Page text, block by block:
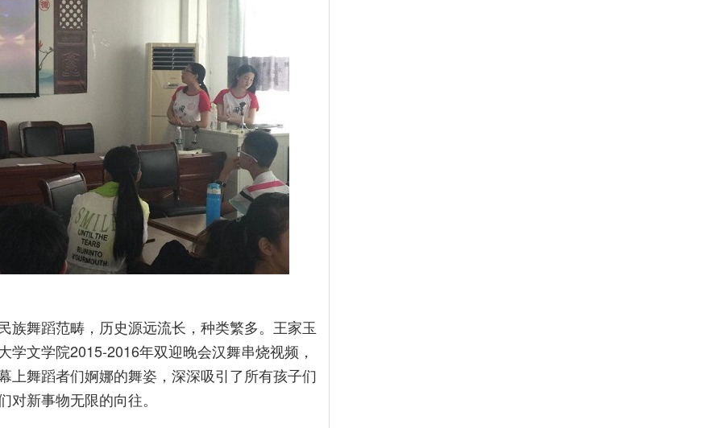
族舞蹈范畴，历史源远流长，种类繁多。王家玉
文学院2015-2016年双迎晚会汉舞串烧视频，
上舞蹈者们婀娜的舞姿，深深吸引了所有孩子们
新事物无限的向往。